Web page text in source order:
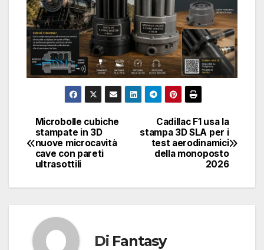
Navigazione
articoli
Cadillac F1 usa la
stampa 3D SLA per i
test aerodinamici
della monoposto
2026
Microbolle cubiche
stampate in 3D
nuove microcavità
cave con pareti
ultrasottili
Di Fantasy